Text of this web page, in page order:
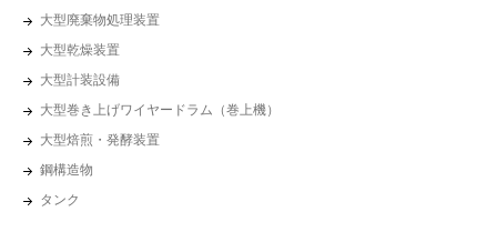
大型廃棄物処理装置
大型乾燥装置
大型計装設備
大型巻き上げワイヤードラム（巻上機）
大型焙煎・発酵装置
鋼構造物
タンク